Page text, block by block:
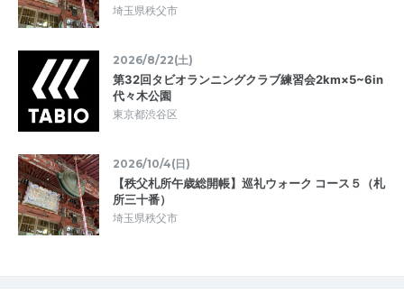
埼玉県秩父市
2026/8/22(土)
第32回タビオランニングクラブ練習会2km×5~6in
代々木公園
東京都渋谷区
2026/10/4(日)
【秩父札所午歳総開帳】巡礼ウォーク コース５（札
所三十番）
埼玉県秩父市